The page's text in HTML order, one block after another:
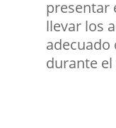
presentar
llevar los
durante el